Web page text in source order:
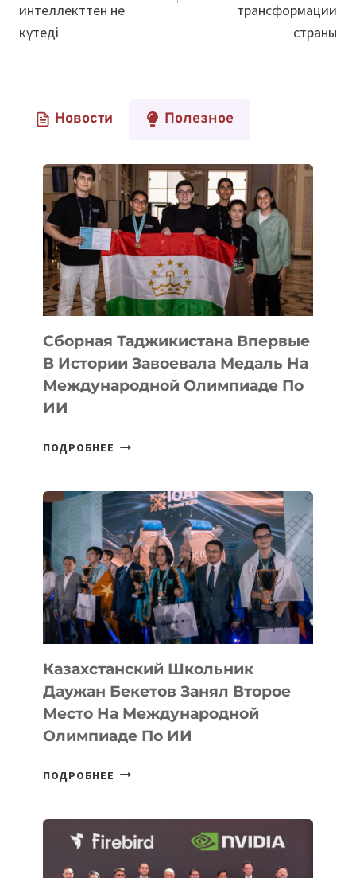
интеллекттен не
күтеді
трансформации
страны
Новости Полезное
Сборная Таджикистана Впервые
В Истории Завоевала Медаль На
Международной Олимпиаде По
ИИ
ПОДРОБНЕЕ СБОРНАЯ
В
ИСТОРИИ
ЗАВОЕВАЛА
МЕДАЛЬ
НА
МЕЖДУНАРОДНОЙ
ОЛИМПИАДЕ
ПО
Казахстанский Школьник
Даужан Бекетов Занял Второе
Место На Международной
Олимпиаде По ИИ
ПОДРОБНЕЕ КАЗАХСТАНСКИЙ
ЗАНЯЛ
ВТОРОЕ